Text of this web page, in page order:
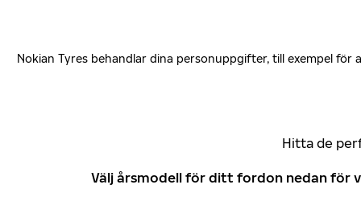
Nokian Tyres behandlar dina personuppgifter, till exempel
Hitta de
Välj årsmodell för ditt fordon nedan för